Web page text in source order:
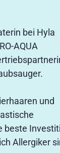
bei Hyla
AQUA
und
beste
Allergiker